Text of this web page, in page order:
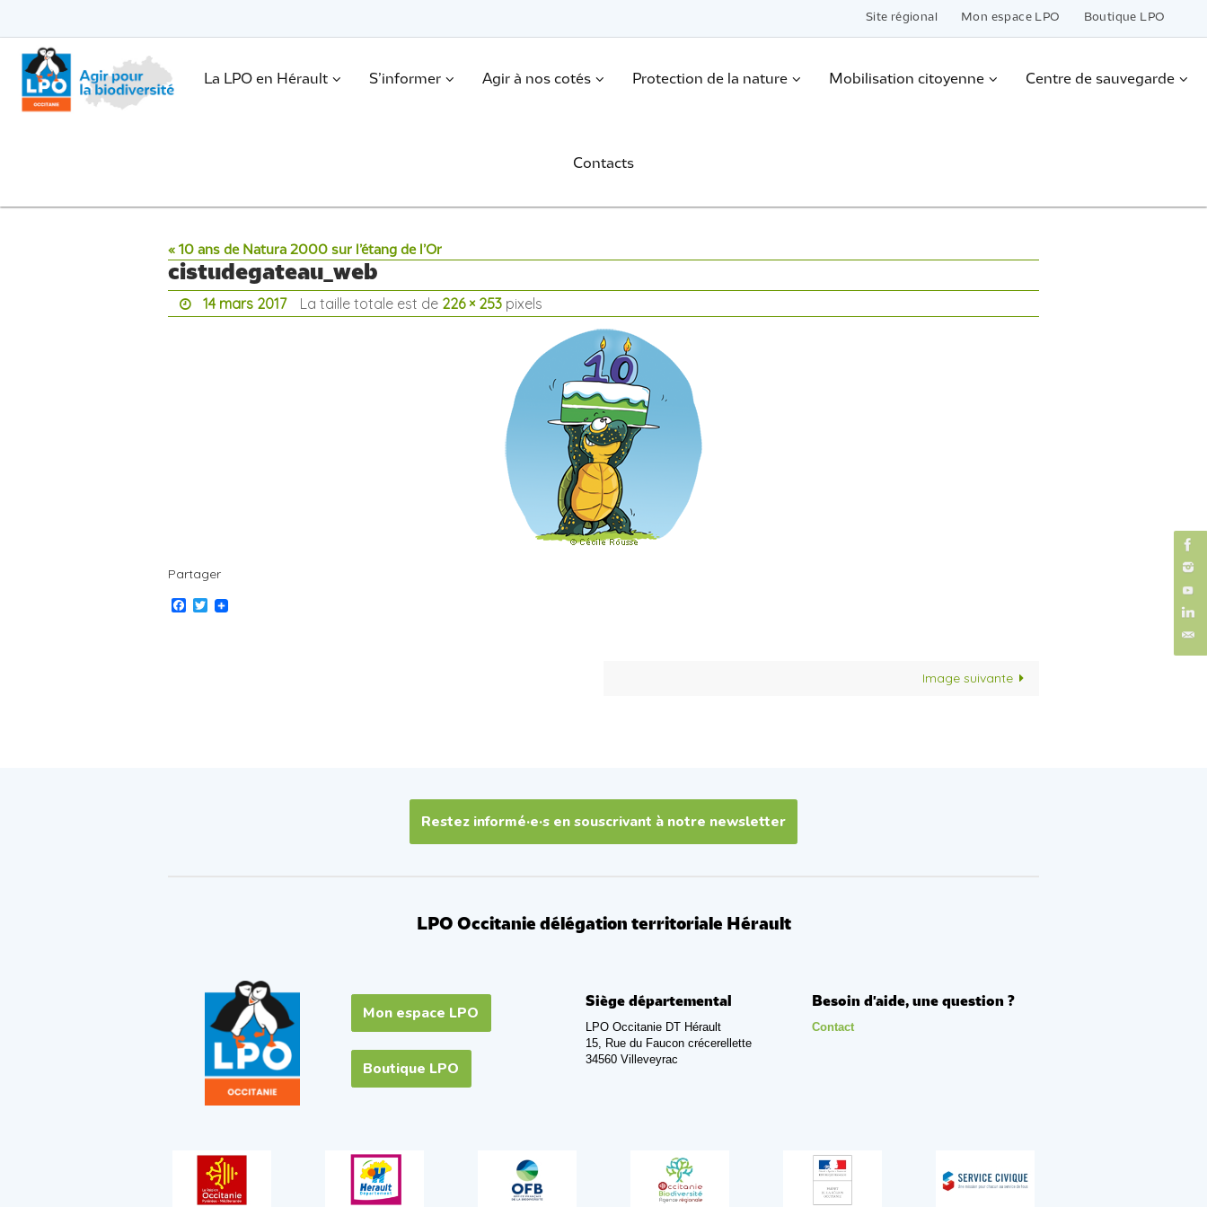
le
contenu
Site régional Mon espace LPO Boutique LPO
Passer
contenu
. La LPO en Hérault S’informer Agir à nos cotés Protection de la nature Mobilisation citoyenne Centre de sauvegarde
Contacts
« 10 ans de Natura 2000 sur l’étang de l’Or
cistudegateau_web
14 mars 2017 La taille totale est de 226 × 253pixels
Partager
Facebook
Twitter
Image suivante
Restez informé·e·s en souscrivant à notre newsletter
LPO Occitanie délégation territoriale Hérault
Mon espace LPO
Boutique LPO
Siège départemental
LPO Occitanie DT Hérault
15, Rue du Faucon crécerellette
34560 Villeveyrac
Besoin d'aide, une question ?
Contact